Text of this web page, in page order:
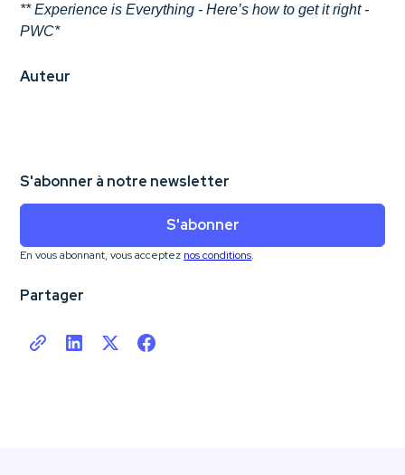
Auteur
S'abonner à notre newsletter
S'abonner
En vous abonnant, vous acceptez nos conditions.
Partager
** Experience is Everything - Here’s how to get it right -
PWC*